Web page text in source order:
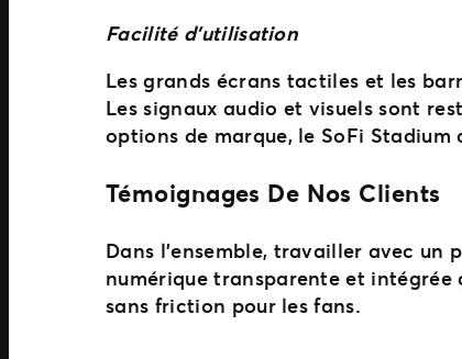
Facilité d’utilisation
Les grands écrans tactiles et les
Les signaux audio et visuels sont
options de marque, le SoFi Stadium
Témoignages De Nos Clients
Dans l’ensemble, travailler avec
numérique transparente et intégrée
sans friction pour les fans.